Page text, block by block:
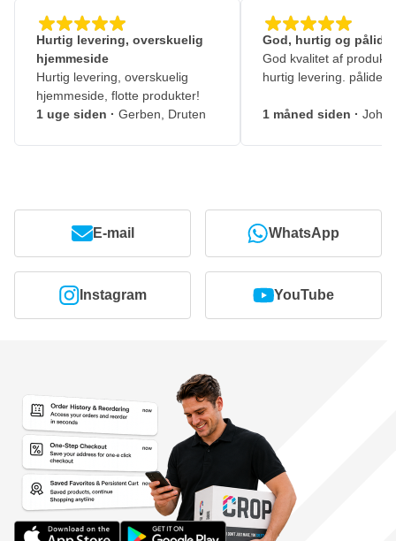
Hurtig levering, overskuelig
hjemmeside
Hurtig levering, overskuelig
hjemmeside, flotte produkter!
1 uge siden · Gerben, Druten
God, hurtig og
God kvalitet af
hurtig levering.
1 måned siden ·
E-mail WhatsApp
Instagram YouTube